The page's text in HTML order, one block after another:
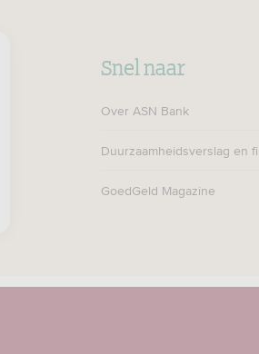
Snel naar
Over ASN Bank
Duurzaamheidsverslag en
GoedGeld Magazine